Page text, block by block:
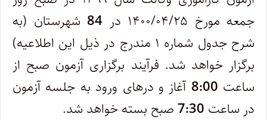
جمعه مورخ ۱۴۰۰/۰۴/۲۵ در
84 شهرستان (به
شرح جدول شماره ۱ مندرج در ذیل این اطلاعیه)
برگزار خواهد شد. فرآیند برگزاری آزمون صبح از
ساعت 8:00 آغاز و درهای ورود به جلسه آزمون
در ساعت 7:30 صبح بسته خواهد شد.